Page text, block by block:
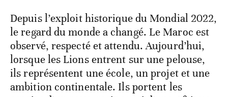
Depuis l’exploit historique du Mondial 2022,
le regard du monde a changé. Le Maroc est
observé, respecté et attendu. Aujourd’hui,
lorsque les Lions entrent sur une pelouse,
ils représentent une école, un projet et une
ambition continentale. Ils portent les